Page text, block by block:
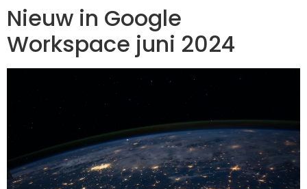
Nieuw in Google
Workspace juni 2024